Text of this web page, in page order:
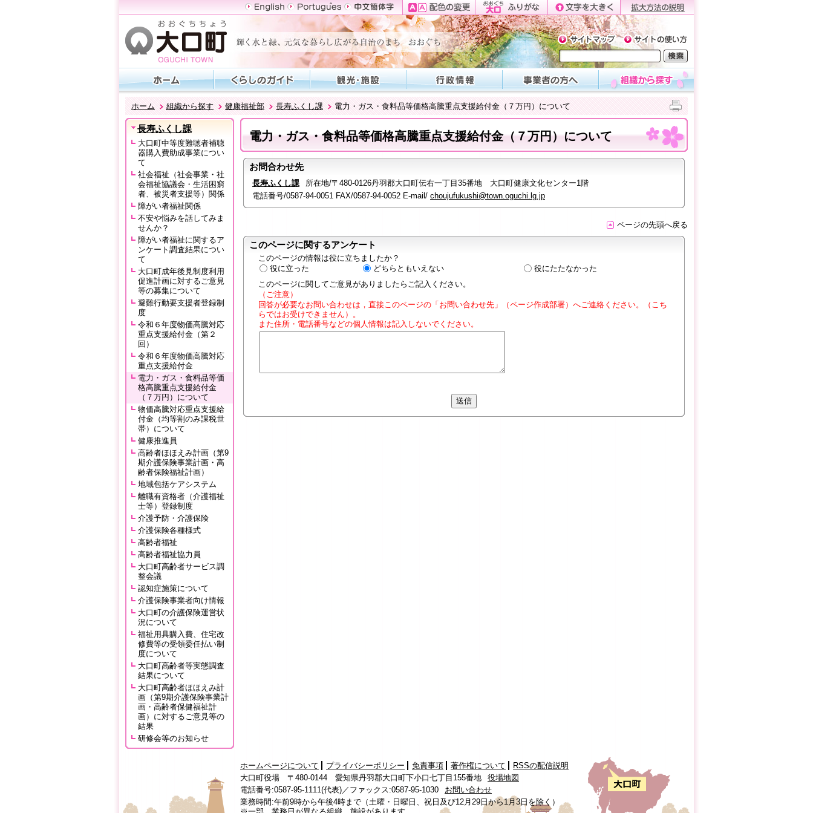
ホーム 組織から探す 健康福祉部 長寿ふくし課 電力・ガス・食料品等価格高騰重点支援給付金（７万円）について
長寿ふくし課
大口町中等度難聴者補聴
器購入費助成事業につい
て
社会福祉（社会事業・社
会福祉協議会・生活困窮
者、被災者支援等）関係
障がい者福祉関係
不安や悩みを話してみま
せんか？
障がい者福祉に関するア
ンケート調査結果につい
て
大口町成年後見制度利用
促進計画に対するご意見
等の募集について
避難行動要支援者登録制
度
令和６年度物価高騰対応
重点支援給付金（第２
回）
令和６年度物価高騰対応
重点支援給付金
電力・ガス・食料品等価
格高騰重点支援給付金
（７万円）について
物価高騰対応重点支援給
付金（均等割のみ課税世
帯）について
健康推進員
高齢者ほほえみ計画（第9
期介護保険事業計画・高
齢者保険福祉計画）
地域包括ケアシステム
離職有資格者（介護福祉
士等）登録制度
介護予防・介護保険
介護保険各種様式
高齢者福祉
高齢者福祉協力員
大口町高齢者サービス調
整会議
認知症施策について
介護保険事業者向け情報
大口町の介護保険運営状
況について
福祉用具購入費、住宅改
修費等の受領委任払い制
度について
大口町高齢者等実態調査
結果について
大口町高齢者ほほえみ計
画（第9期介護保険事業計
画・高齢者保健福祉計
画）に対するご意見等の
結果
研修会等のお知らせ
電力・ガス・食料品等価格高騰重点支援給付金（７万円）について
お問合わせ先
長寿ふくし課
所在地/〒480-0126丹羽郡大口町伝右一丁目35番地 大口町健康文化センター1階
電話番号/0587-94-0051 FAX/0587-94-0052 E-mail/ choujufukushi@town.oguchi.lg.jp
ページの先頭へ戻る
このページに関するアンケート
このページの情報は役に立ちましたか？
役に立った
どちらともいえない
役にたたなかった
このページに関してご意見がありましたらご記入ください。
（ご注意）
回答が必要なお問い合わせは，直接このページの「お問い合わせ先」（ページ作成部署）へご連絡ください。（こち
らではお受けできません）。
また住所・電話番号などの個人情報は記入しないでください。
ホームページについて プライバシーポリシー 免責事項 著作権について
RSSの配信説明
大口町役場 〒480-0144 愛知県丹羽郡大口町下小口七丁目155番地
役場地図
電話番号:0587-95-1111(代表)／ファックス:0587-95-1030
お問い合わせ
業務時間:午前9時から午後4時まで（土曜・日曜日、祝日及び12月29日から1月3日を除く）